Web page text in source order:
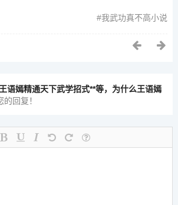
我武功真不高小说
语嫣精通天下武学招式**等，为什么王语嫣
的回复！